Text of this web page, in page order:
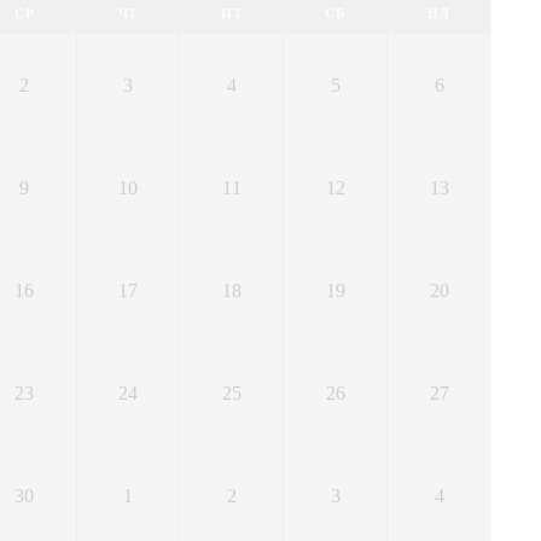
2 3 4 5 6
9 10 11 12 13
16 17 18 19 20
23 24 25 26 27
30 1 2 3 4